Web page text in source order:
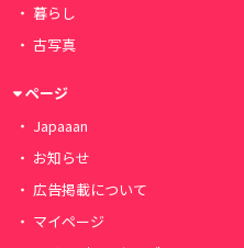
暮らし
古写真
ページ
Japaaan
お知らせ
広告掲載について
マイページ